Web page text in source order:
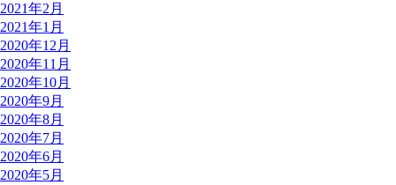
2021年2月
2021年1月
2020年12月
2020年11月
2020年10月
2020年9月
2020年8月
2020年7月
2020年6月
2020年5月